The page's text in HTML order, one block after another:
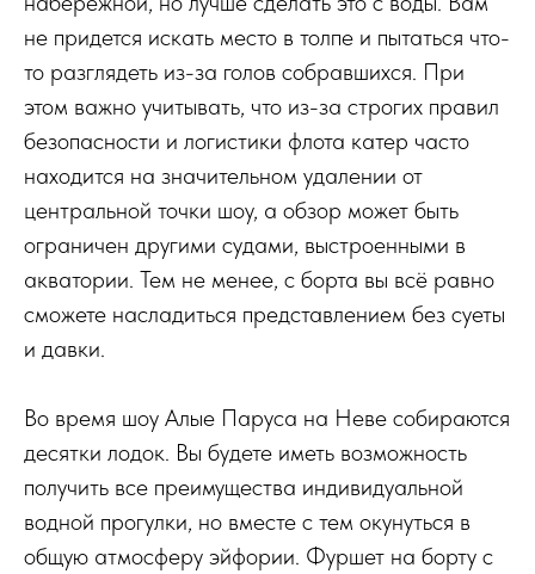
не придется искать место в толпе и пытаться что-
то разглядеть из-за голов собравшихся. При
этом важно учитывать, что из-за строгих правил
безопасности и логистики флота катер часто
находится на значительном удалении от
центральной точки шоу, а обзор может быть
ограничен другими судами, выстроенными в
акватории. Тем не менее, с борта вы всё равно
сможете насладиться представлением без суеты
и давки.
Во время шоу Алые Паруса на Неве собираются
десятки лодок. Вы будете иметь возможность
получить все преимущества индивидуальной
водной прогулки, но вместе с тем окунуться в
общую атмосферу эйфории. Фуршет на борту с